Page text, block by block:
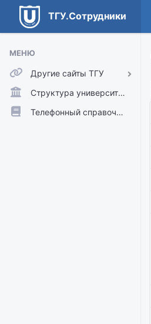
ТГУ.Сотрудники
МЕНЮ
Другие сайты ТГУ
ТГУ.Аккаунты
ТГУ.Расписание
Структура университета
Телефонный справочник